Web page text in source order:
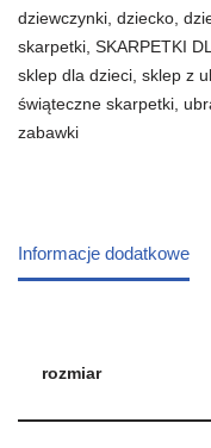
dziewczynki dziecko
skarpetki SKARPETKI
sklep dla dzieci sklep z
świąteczne skarpetki
zabawki
Informacje dodatkowe
rozmiar